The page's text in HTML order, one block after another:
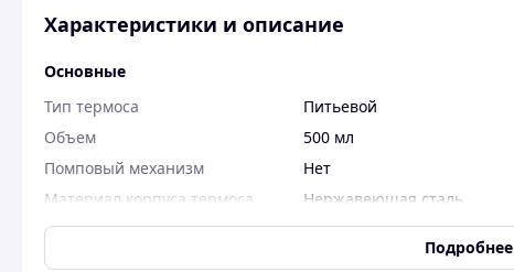
Характеристики и описание
Основные
Тип термоса
Питьевой
Объем
500 мл
Помповый механизм
Нет
Материал корпуса термоса
Нержавеющая сталь
Материал колбы
Нержавеющая сталь
Цвет
Подробнее